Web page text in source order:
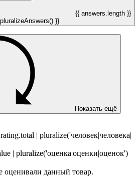
{{ answers.length }}
}}
Показать ещё
| pluralize('человек|человека|
| pluralize('оценка|оценки|оценок')
данный товар.